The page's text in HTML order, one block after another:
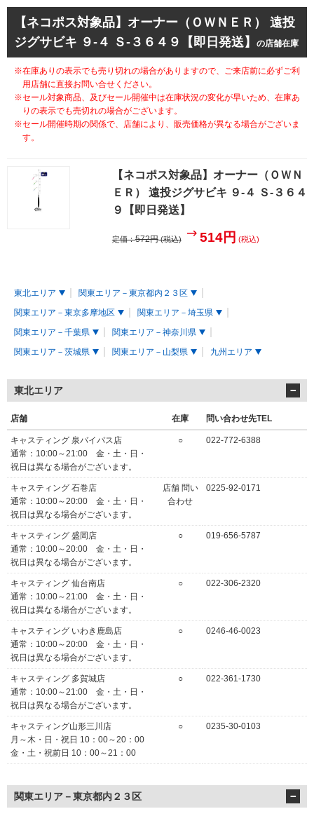
【ネコポス対象品】オーナー（ＯＷＮＥＲ） 遠投
ジグサビキ ９-４ Ｓ-３６４９【即日発送】
の店舗在庫
※在庫ありの表示でも売り切れの場合がありますので、ご来店前に必ずご利
用店舗に直接お問い合せください。
※セール対象商品、及びセール開催中は在庫状況の変化が早いため、在庫あ
りの表示でも売切れの場合がございます。
※セール開催時期の関係で、店舗により、販売価格が異なる場合がございま
す。
【ネコポス対象品】オーナー（ＯＷＮ
ＥＲ） 遠投ジグサビキ ９-４ Ｓ-３６４
９【即日発送】
定価：572円(税込) 514円 (税込)
東北エリア
関東エリア－東京都内２３区
関東エリア－東京多摩地区
関東エリア－埼玉県
関東エリア－千葉県
関東エリア－神奈川県
関東エリア－茨城県
関東エリア－山梨県 九州エリア
東北エリア
店舗 在庫 問い合わせ先TEL
キャスティング 泉バイパス店
通常：10:00～21:00 金・土・日・
祝日は異なる場合がございます。
○ 022-772-6388
キャスティング 石巻店
通常：10:00～20:00 金・土・日・
祝日は異なる場合がございます。
店舗 問い
合わせ
0225-92-0171
キャスティング 盛岡店
通常：10:00～20:00 金・土・日・
祝日は異なる場合がございます。
○ 019-656-5787
キャスティング 仙台南店
通常：10:00～21:00 金・土・日・
祝日は異なる場合がございます。
○ 022-306-2320
キャスティング いわき鹿島店
通常：10:00～20:00 金・土・日・
祝日は異なる場合がございます。
○ 0246-46-0023
キャスティング 多賀城店
通常：10:00～21:00 金・土・日・
祝日は異なる場合がございます。
○ 022-361-1730
キャスティング山形三川店
月～木・日・祝日 10：00～20：00
金・土・祝前日 10：00～21：00
○ 0235-30-0103
関東エリア－東京都内２３区